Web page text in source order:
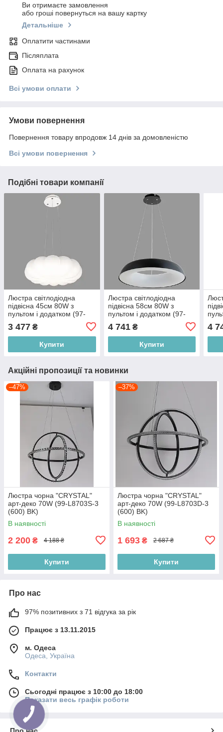
Ви отримаєте замовлення
або гроші повернуться на вашу картку
Детальніше
Оплатити частинами
Післяплата
Оплата на рахунок
Всі умови оплати
Умови повернення
Повернення товару впродовж 14 днів за домовленістю
Всі умови повернення
Подібні товари компанії
Люстра світлодіодна
підвісна 45см 80W з
пультом і додатком (97-
3 477 ₴
Купити
Люстра світлодіодна
підвісна 58см 80W з
пультом і додатком (97-
4 741₴
Купити
4
Акційні пропозиції та новинки
–47%
Люстра чорна "CRYSTAL"
арт-деко 70W (99-L8703S-3
(600) BK)
В наявності
2 200 ₴ 4 188 ₴
Купити
–37%
Люстра чорна "CRYSTAL"
арт-деко 70W (99-L8703D-3
(600) BK)
В наявності
1 693 ₴ 2 687 ₴
Купити
Про нас
97% позитивних з 71 відгука за рік
Працює з 13.11.2015
м. Одеса
Одеса, Україна
Контакти
Сьогодні працює з 10:00 до 18:00
Показати весь графік роботи